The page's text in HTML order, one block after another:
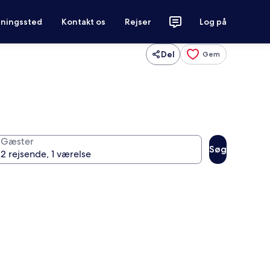
Kontakt os Rejser Log på
Del Gem
Gæster
Søg